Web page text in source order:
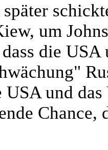
um
die USA
und